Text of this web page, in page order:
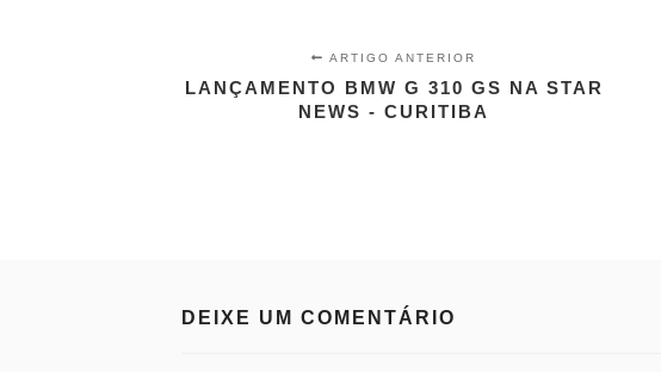
ARTIGO ANTERIOR
LANÇAMENTO BMW G 310 GS NA STAR
NEWS - CURITIBA
DEIXE UM COMENTÁRIO